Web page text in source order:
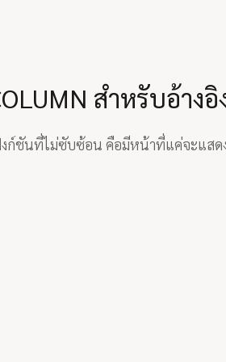
สำหรับอ้าง
ก์ชันที่ไม่ซับซ้อน คือมีหน้าที่แค่จะแสด